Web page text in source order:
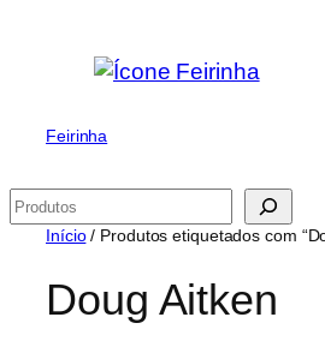
Feirinha
Pesquisar
Início/ Produtos etiquetados com
Doug Aitken